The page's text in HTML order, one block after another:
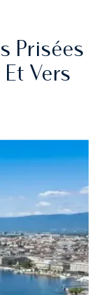
Prisées
Et Vers